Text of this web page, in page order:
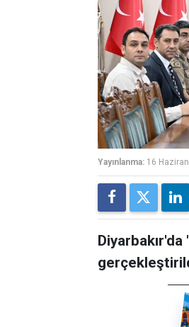
Yayınlanma: 16
Diyarbakır'da